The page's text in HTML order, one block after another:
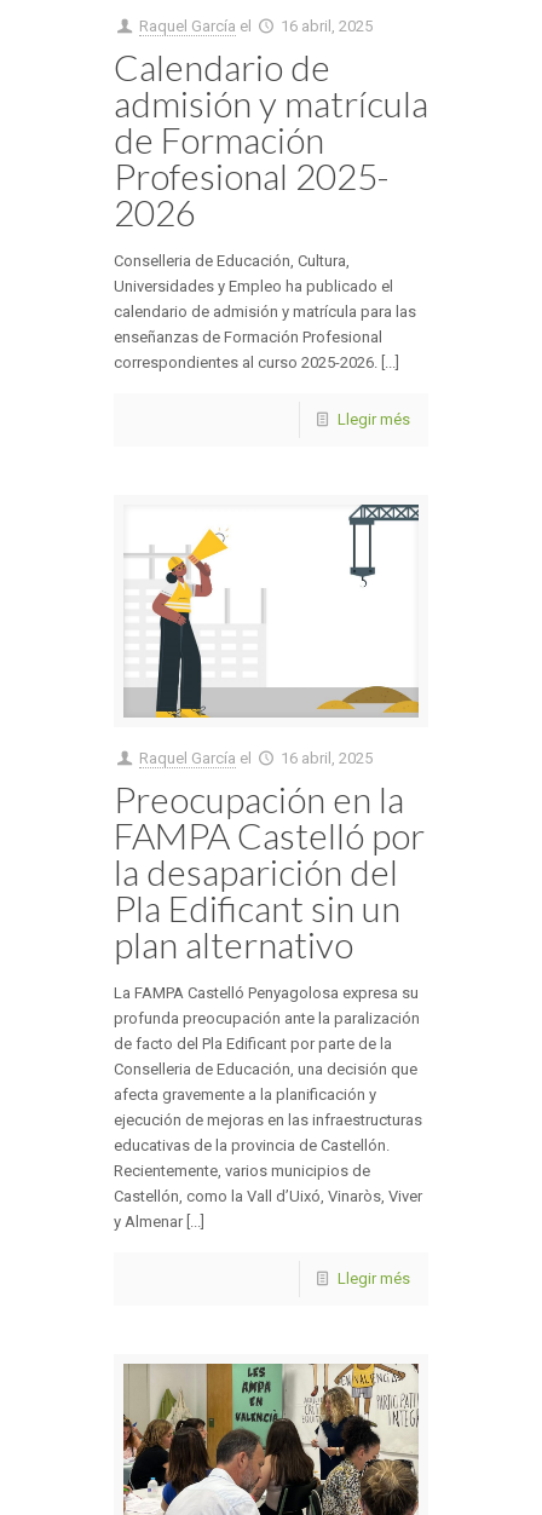
Raquel García el 16 abril, 2025
Calendario de
admisión y matrícula
de Formación
Profesional 2025-
2026
Conselleria de Educación, Cultura,
Universidades y Empleo ha publicado el
calendario de admisión y matrícula para las
enseñanzas de Formación Profesional
correspondientes al curso 2025-2026. [...]
Llegir més
Raquel García el 16 abril, 2025
Preocupación en la
FAMPA Castelló por
la desaparición del
Pla Edificant sin un
plan alternativo
La FAMPA Castelló Penyagolosa expresa su
profunda preocupación ante la paralización
de facto del Pla Edificant por parte de la
Conselleria de Educación, una decisión que
afecta gravemente a la planificación y
ejecución de mejoras en las infraestructuras
educativas de la provincia de Castellón.
Recientemente, varios municipios de
Castellón, como la Vall d’Uixó, Vinaròs, Viver
y Almenar [...]
Llegir més